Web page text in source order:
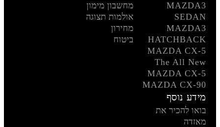
MAZDA3
SEDAN
MAZDA3
HATCHBACK
MAZDA CX-5
The All New
MAZDA CX-5
MAZDA CX-90
מחשבון מימון
אולמות תצוגה
מחירון
ביטוח
מידע נוסף
בואו להכיר את
מאזדה